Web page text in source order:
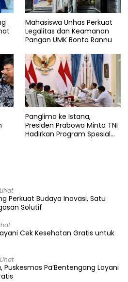
Mahasiswa Unhas Perkuat
Legalitas dan Keamanan
Pangan UMK Bonto Rannu
Panglima ke Istana,
Presiden Prabowo Minta TNI
Hadirkan Program Spesial
Perkuat Budaya Inovasi, Satu
Solutif
Cek Kesehatan Gratis untuk
Puskesmas Pa’Bentengang Layani